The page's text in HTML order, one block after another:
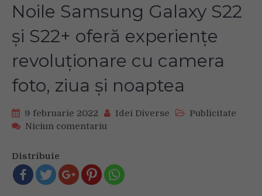
Noile Samsung Galaxy S22
și S22+ oferă experiențe
revoluționare cu camera
foto, ziua și noaptea
9 februarie 2022 Idei Diverse
Publicitate
Niciun comentariu
Galaxy
S22
și
Distribuie